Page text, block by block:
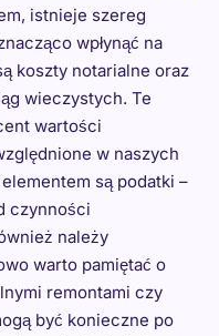
istnieje szereg
wpłynąć na
koszty notarialne oraz
wieczystych. Te
wartości
w naszych
są podatki –
czynności
należy
warto pamiętać o
remontami czy
być konieczne po